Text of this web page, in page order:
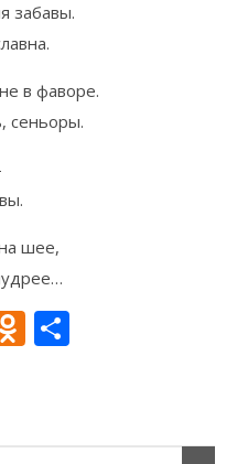
забавы.
в фаворе.
сеньоры.
шее,